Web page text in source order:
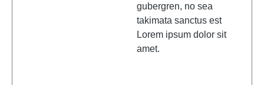
gubergren, no sea
takimata sanctus est
Lorem ipsum dolor sit
amet.